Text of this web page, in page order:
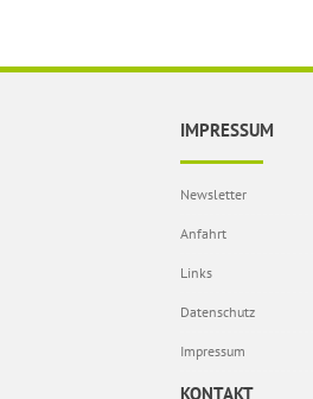
IMPRESSUM
Newsletter
Anfahrt
Links
Datenschutz
Impressum
KONTAKT